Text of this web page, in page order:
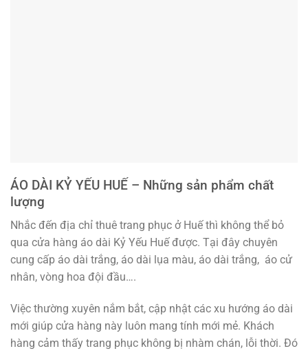
ÁO DÀI KỶ YẾU HUẾ – Những sản phẩm chất
lượng
Nhắc đến địa chỉ thuê trang phục ở Huế thì không thể bỏ
qua cửa hàng áo dài Kỷ Yếu Huế được. Tại đây chuyên
cung cấp áo dài trắng, áo dài lụa màu, áo dài trắng, áo cử
nhân, vòng hoa đội đầu….
Việc thường xuyên nắm bắt, cập nhật các xu hướng áo dài
mới giúp cửa hàng này luôn mang tính mới mẻ. Khách
hàng cảm thấy trang phục không bị nhàm chán, lỗi thời. Đó